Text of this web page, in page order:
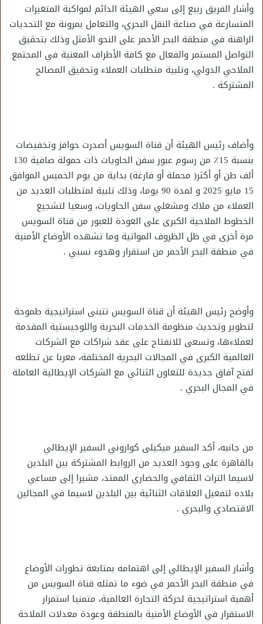
وأشار الفريق ربيع إلى سعي الهيئة الدائم لمواكبة المتغيرات
المتسارعة في صناعة النقل البحري، والتعامل بمرونة مع التحديات
الراهنة في منطقة البحر الأحمر على النحو الأمثل وذلك بتحقيق
التواصل المستمر والفعال مع كافة الأطراف المعنية في المجتمع
الملاحي الدولي، وتلبية متطلبات العملاء وتحقيق المصالح
المشتركة .
وأضاف رئيس الهيئة أن قناة السويس أصدرت حوافز وتخفيضات
بنسبة 15٪ من رسوم عبور سفن الحاويات ذات حمولة صافية 130
ألف طن أو أكثر( محملة أو فارغة) بداية من يوم الخميس الموافق
15 مايو 2025 و لمدة 90 يوما، وذلك تلبية لمتطلبات العديد من
العملاء من ملاك ومشغلي سفن الحاويات، وسعيا لتشجيع
الخطوط الملاحية الكبرى على العودة للعبور من قناة السويس
مرة أخرى في ظل الظروف المواتية وما تشهده الأوضاع الأمنية
في منطقة البحر الأحمر من استقرار وهدوء نسبي .
وأوضح رئيس الهيئة أن قناة السويس تتبنى استراتيجية طموحة
لتطوير وتحديث منظومة الخدمات البحرية واللوجيستية المقدمة
لعملاءها، وتسعى للانفتاح على عقد شراكات مع الشركات
العالمية الكبرى في المجالات البحرية المختلفة، معربا عن تطلعه
لفتح آفاق جديدة للتعاون الثنائي مع الشركات الإيطالية العاملة
في المجال البحري .
من جانبه، أكد السفير ميكيلى كواروني السفير الإيطالي
بالقاهرة على وجود العديد من الروابط المشتركة بين البلدين
لاسيما التراث الثقافي والحضاري الممتد، مشيرا إلى مساعي
بلاده لتفعيل العلاقات الثنائية بين البلدين لاسيما في المجالين
الاقتصادي والبحري .
وأشار السفير الإيطالي إلى اهتمامه بمتابعة تطورات الأوضاع
في منطقة البحر الأحمر في ضوء ما تمثله قناة السويس من
أهمية استراتيجية لحركة التجارة العالمية، متمنيا استمرار
الاستقرار في الأوضاع الأمنية بالمنطقة وعودة معدلات الملاحة